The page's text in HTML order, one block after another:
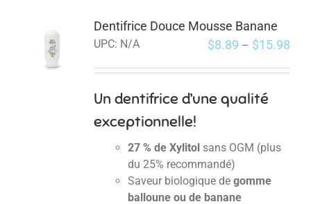
Dentifrice Douce Mousse Banane
UPC: N/A $8.89 – $15.98
Un dentifrice d’une qualité
exceptionnelle!
27 % de Xylitolsans OGM (plus
du 25% recommandé)
Saveur biologique de gomme
balloune ou de banane